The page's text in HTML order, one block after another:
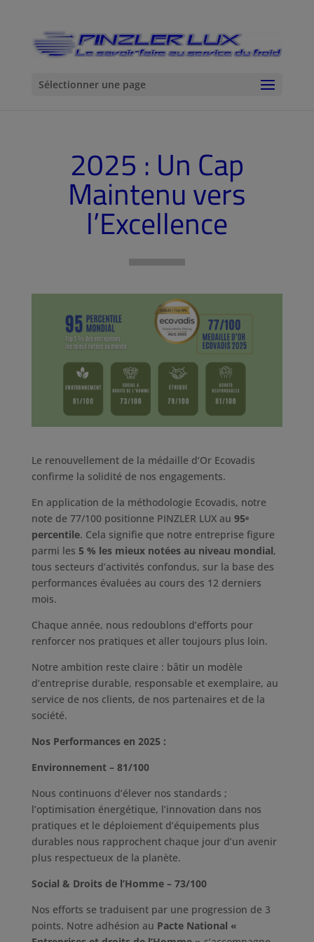
Sélectionner une page
2025 : Un Cap
Maintenu vers
l’Excellence
Le renouvellement de la médaille d’Or Ecovadis
confirme la solidité de nos engagements.
En application de la méthodologie Ecovadis, notre
note de 77/100 positionne PINZLER LUX au 95ᵉ
percentile. Cela signifie que notre entreprise figure
parmi les 5 % les mieux notées au niveau mondial,
tous secteurs d’activités confondus, sur la base des
performances évaluées au cours des 12 derniers
mois.
Chaque année, nous redoublons d’efforts pour
renforcer nos pratiques et aller toujours plus loin.
Notre ambition reste claire : bâtir un modèle
d’entreprise durable, responsable et exemplaire, au
service de nos clients, de nos partenaires et de la
société.
Nos Performances en 2025 :
Environnement – 81/100
Nous continuons d’élever nos standards ;
l’optimisation énergétique, l’innovation dans nos
pratiques et le déploiement d’équipements plus
durables nous rapprochent chaque jour d’un avenir
plus respectueux de la planète.
Social & Droits de l’Homme – 73/100
Nos efforts se traduisent par une progression de 3
points. Notre adhésion au Pacte National «